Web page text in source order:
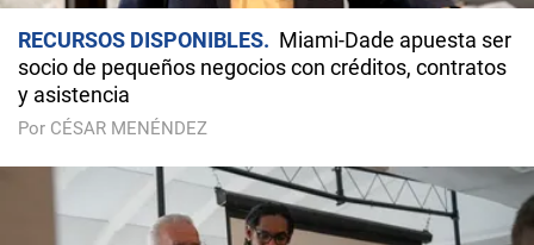
RECURSOS DISPONIBLES
Miami-Dade apuesta ser
socio de pequeños negocios con créditos, contratos
y asistencia
Por CÉSAR MENÉNDEZ